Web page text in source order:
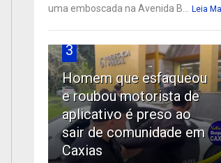
uma emboscada na Avenida B...
Leia
3
Homem que esfaqueou
e roubou motorista de
aplicativo é preso ao
sair de comunidade em
Caxias